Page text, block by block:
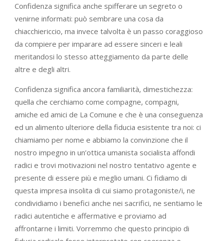
Confidenza significa anche spifferare un segreto o
venirne informati: può sembrare una cosa da
chiacchiericcio, ma invece talvolta è un passo coraggioso
da compiere per imparare ad essere sinceri e leali
meritandosi lo stesso atteggiamento da parte delle
altre e degli altri.
Confidenza significa ancora familiarità, dimestichezza:
quella che cerchiamo come compagne, compagni,
amiche ed amici de La Comune e che è una conseguenza
ed un alimento ulteriore della fiducia esistente tra noi: ci
chiamiamo per nome e abbiamo la convinzione che il
nostro impegno in un’ottica umanista socialista affondi
radici e trovi motivazioni nel nostro tentativo agente e
presente di essere più e meglio umani. Ci fidiamo di
questa impresa insolita di cui siamo protagoniste/i, ne
condividiamo i benefici anche nei sacrifici, ne sentiamo le
radici autentiche e affermative e proviamo ad
affrontarne i limiti. Vorremmo che questo principio di